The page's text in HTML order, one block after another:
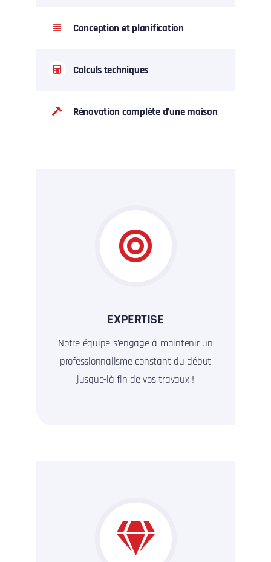
Conception et planification
Calculs techniques
Rénovation complète d’une maison
EXPERTISE
Notre équipe s’engage à maintenir un
professionnalisme constant du début
jusque-là fin de vos travaux !